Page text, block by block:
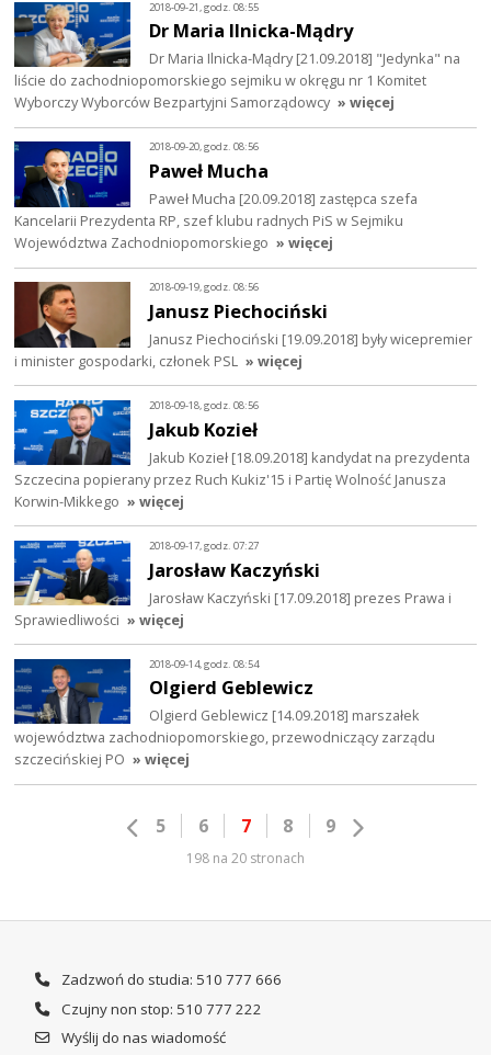
2018-09-21, godz. 08:55
Dr Maria Ilnicka-Mądry
Dr Maria Ilnicka-Mądry [21.09.2018] "Jedynka" na
liście do zachodniopomorskiego sejmiku w okręgu nr 1 Komitet
Wyborczy Wyborców Bezpartyjni Samorządowcy » więcej
2018-09-20, godz. 08:56
Paweł Mucha
Paweł Mucha [20.09.2018] zastępca szefa
Kancelarii Prezydenta RP, szef klubu radnych PiS w Sejmiku
Województwa Zachodniopomorskiego » więcej
2018-09-19, godz. 08:56
Janusz Piechociński
Janusz Piechociński [19.09.2018] były wicepremier
i minister gospodarki, członek PSL » więcej
2018-09-18, godz. 08:56
Jakub Kozieł
Jakub Kozieł [18.09.2018] kandydat na prezydenta
Szczecina popierany przez Ruch Kukiz'15 i Partię Wolność Janusza
Korwin-Mikkego » więcej
2018-09-17, godz. 07:27
Jarosław Kaczyński
Jarosław Kaczyński [17.09.2018] prezes Prawa i
Sprawiedliwości » więcej
2018-09-14, godz. 08:54
Olgierd Geblewicz
Olgierd Geblewicz [14.09.2018] marszałek
województwa zachodniopomorskiego, przewodniczący zarządu
szczecińskiej PO » więcej
5 6 7 8 9
198 na 20 stronach
Zadzwoń do studia: 510 777 666
Czujny non stop: 510 777 222
Wyślij do nas wiadomość